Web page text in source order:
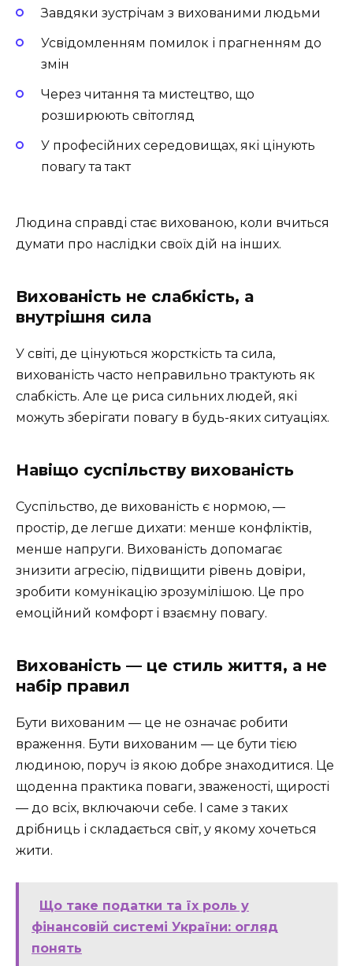
Завдяки зустрічам з вихованими людьми
Усвідомленням помилок і прагненням до
змін
Через читання та мистецтво, що
розширюють світогляд
У професійних середовищах, які цінують
повагу та такт
Людина справді стає вихованою, коли вчиться
думати про наслідки своїх дій на інших.
Вихованість не слабкість, а
внутрішня сила
У світі, де цінуються жорсткість та сила,
вихованість часто неправильно трактують як
слабкість. Але це риса сильних людей, які
можуть зберігати повагу в будь-яких ситуаціях.
Навіщо суспільству вихованість
Суспільство, де вихованість є нормою, —
простір, де легше дихати: менше конфліктів,
менше напруги. Вихованість допомагає
знизити агресію, підвищити рівень довіри,
зробити комунікацію зрозумілішою. Це про
емоційний комфорт і взаємну повагу.
Вихованість — це стиль життя, а не
набір правил
Бути вихованим — це не означає робити
враження. Бути вихованим — це бути тією
людиною, поруч із якою добре знаходитися. Це
щоденна практика поваги, зваженості, щирості
— до всіх, включаючи себе. І саме з таких
дрібниць і складається світ, у якому хочеться
жити.
Що таке податки та їх роль у
фінансовій системі України: огляд
понять